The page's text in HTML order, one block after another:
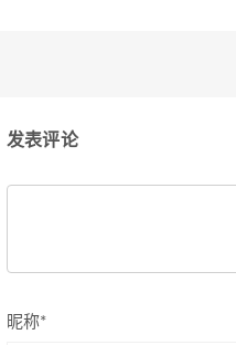
发表评论
昵称*